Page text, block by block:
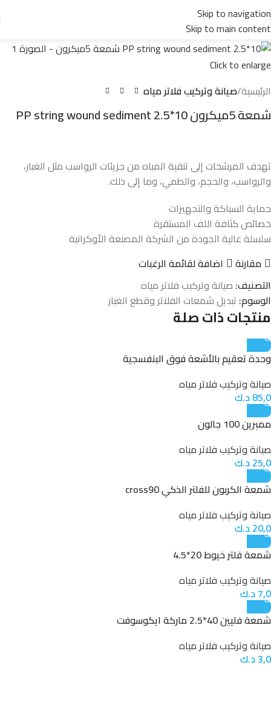
Skip to navigation
Skip to main content
Click to enlarge
الرئيسية صيانة وتركيب فلاتر مياه
شمعة 5ميكرون PP string wound sediment 2.5*10
تهدف المرشحات إلى تنقية المياه من جزيئات الرواسب مثل الغبار،
والرواسب، والحجم، والطمي، وما إلى ذلك.
حماية السباكة والتجهيزات
خصائص كثافة اللف المستقرة
سلسلة عالية الجودة من الشركة المصنعة الأوكرانية
مقارنة
اضافة لقائمة الرغبات
التصنيف: صيانة وتركيب فلاتر مياه
الوسوم: تبديل شمعات الفلاتر وقطع الغيار
منتجات ذات صلة
وحدة تعقيم بالأشعة فوق البنفسجية
صيانة وتركيب فلاتر مياه
85,0د.ك
ممبرين 100 جالون
صيانة وتركيب فلاتر مياه
25,0د.ك
شمعة الكربون للفلتر الذكي cross90
صيانة وتركيب فلاتر مياه
20,0د.ك
شمعة فلتر خيوط 20*4.5
صيانة وتركيب فلاتر مياه
7,0د.ك
شمعة فليين 40*2.5 ماركة ايكوسوفت
صيانة وتركيب فلاتر مياه
3,0د.ك